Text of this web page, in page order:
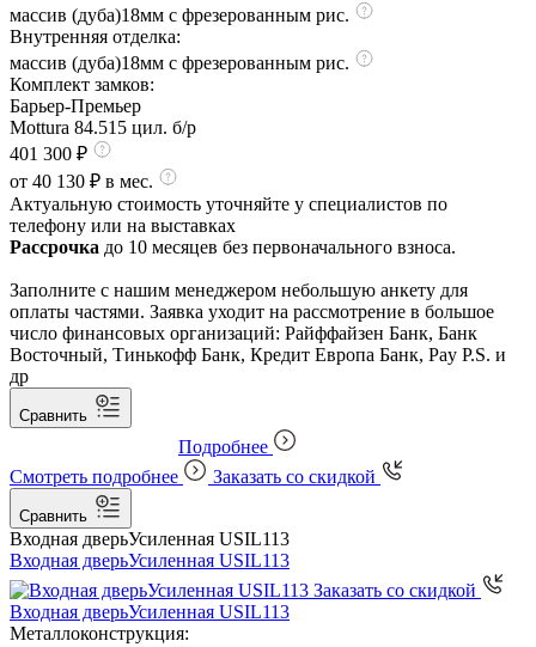
массив (дуба)18мм с фрезерованным рис.
Внутренняя отделка:
массив (дуба)18мм с фрезерованным рис.
Комплект замков:
Барьер-Премьер
Mottura 84.515 цил. б/р
401 300 ₽
от 40 130 ₽ в мес.
Актуальную стоимость уточняйте у специалистов по
телефону или на выставках
Рассрочка до 10 месяцев без первоначального взноса.
Заполните с нашим менеджером небольшую анкету для
оплаты частями. Заявка уходит на рассмотрение в большое
число финансовых организаций: Райффайзен Банк, Банк
Восточный, Тинькофф Банк, Кредит Европа Банк, Pay P.S. и
др
Сравнить
Подробнее
Смотреть подробнее
Заказать со скидкой
Сравнить
Входная дверьУсиленная USIL113
Входная дверьУсиленная USIL113
Заказать со скидкой
Входная дверьУсиленная USIL113
Металлоконструкция: